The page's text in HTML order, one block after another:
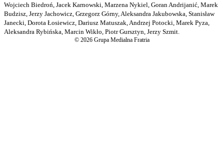
Wojciech Biedroń, Jacek Karnowski, Marzena Nykiel, Goran Andrijanić, Marek
Budzisz, Jerzy Jachowicz, Grzegorz Górny, Aleksandra Jakubowska, Stanisław
Janecki, Dorota Łosiewicz, Dariusz Matuszak, Andrzej Potocki, Marek Pyza,
Aleksandra Rybińska, Marcin Wikło, Piotr Gursztyn, Jerzy Szmit.
© 2026 Grupa Medialna Fratria